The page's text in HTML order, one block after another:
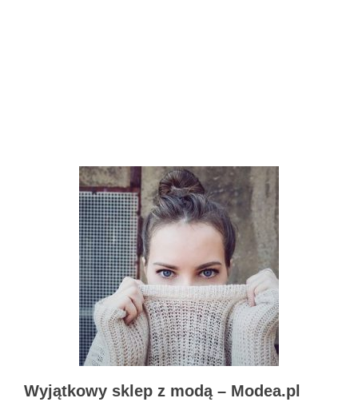
Wyjątkowy sklep z modą – Modea.pl